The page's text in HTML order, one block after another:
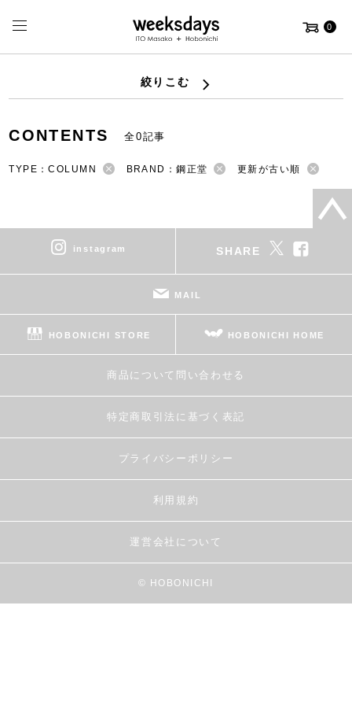
0
絞りこむ
CONTENTS 全0記事
TYPE：COLUMN BRAND：鋼正堂 更新が古い順
instagram SHARE
MAIL
HOBONICHI STORE HOBONICHI HOME
商品について問い合わせる
特定商取引法に基づく表記
プライバシーポリシー
利用規約
運営会社について
© HOBONICHI